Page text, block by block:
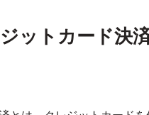
ットカード決